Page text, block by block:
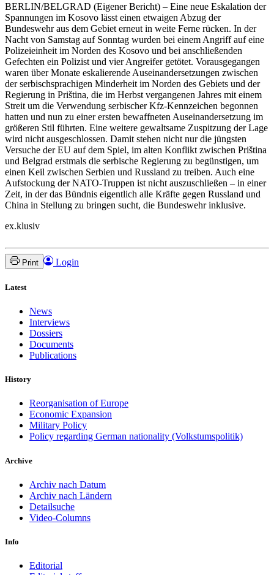
BERLIN/BELGRAD (Eigener Bericht) – Eine neue Eskalation der
Spannungen im Kosovo lässt einen etwaigen Abzug der
Bundeswehr aus dem Gebiet erneut in weite Ferne rücken. In der
Nacht von Samstag auf Sonntag wurden bei einem Angriff auf eine
Polizeieinheit im Norden des Kosovo und bei anschließenden
Gefechten ein Polizist und vier Angreifer getötet. Vorausgegangen
waren über Monate eskalierende Auseinandersetzungen zwischen
der serbischsprachigen Minderheit im Norden des Gebiets und der
Regierung in Priština, die im Herbst vergangenen Jahres mit einem
Streit um die Verwendung serbischer Kfz-Kennzeichen begonnen
hatten und nun zu einer ersten bewaffneten Auseinandersetzung im
größeren Stil führten. Eine weitere gewaltsame Zuspitzung der Lage
wird nicht ausgeschlossen. Damit stehen nicht nur die jüngsten
Versuche der EU auf dem Spiel, im alten Konflikt zwischen Priština
und Belgrad erstmals die serbische Regierung zu begünstigen, um
einen Keil zwischen Serbien und Russland zu treiben. Auch eine
Aufstockung der NATO-Truppen ist nicht auszuschließen – in einer
Zeit, in der das Bündnis eigentlich alle Kräfte gegen Russland und
China in Stellung zu bringen sucht, die Bundeswehr inklusive.
ex.klusiv
Print Login
Latest
News
Interviews
Dossiers
Documents
Publications
History
Reorganisation of Europe
Economic Expansion
Military Policy
Policy regarding German nationality (Volkstumspolitik)
Archive
Archiv nach Datum
Archiv nach Ländern
Detailsuche
Video-Columns
Info
Editorial